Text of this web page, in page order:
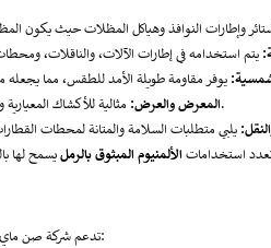
المعرض والعرض:مثالية للأكشاك المعيارية والأرفف وإطارات العرض مع سهولة التركيب والمظهر العصري.
استخدامات الألمنيوم المبثوق بالرمل
تدعم شركة صن ماي الطلبات الكبيرة والمختلطة، مع قدرات تصديرية قوية. نقدم: